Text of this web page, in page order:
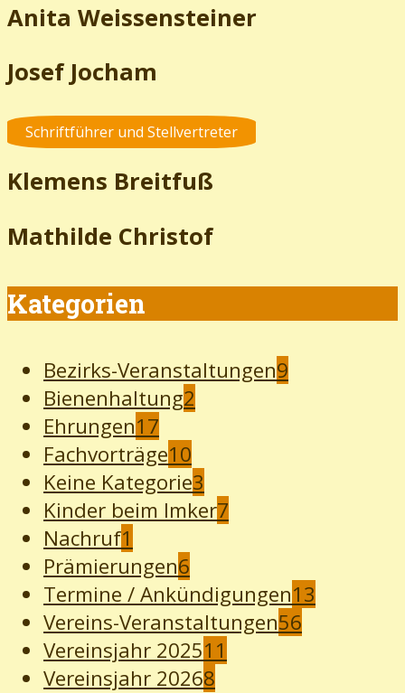
Anita Weissensteiner
Josef Jocham
Schriftführer und Stellvertreter
Klemens Breitfuß
Mathilde Christof
Kategorien
Bezirks-Veranstaltungen9
Bienenhaltung2
Ehrungen17
Fachvorträge10
Keine Kategorie3
Kinder beim Imker7
Nachruf1
Prämierungen6
Termine / Ankündigungen13
Vereins-Veranstaltungen56
Vereinsjahr 202511
Vereinsjahr 20268